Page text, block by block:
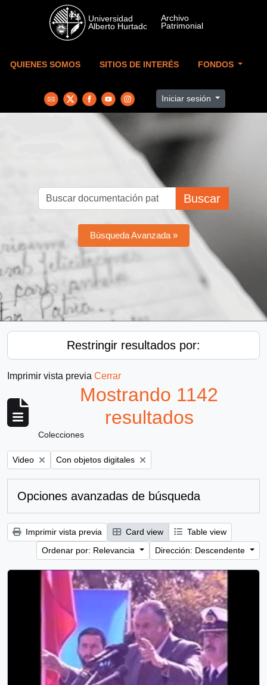
Skip to main content
QUIENES SOMOS SITIOS DE INTERÉS FONDOS
Iniciar sesión
Buscar
Búsqueda Avanzada »
Restringir resultados por:
Imprimir vista previa Cerrar
Mostrando 1142
resultados
Colecciones
Remove filter:
Video Remove filter:
Con objetos digitales
Opciones avanzadas de búsqueda
Imprimir vista previa Card view
Table view
Ordenar por: Relevancia
Dirección: Descendente